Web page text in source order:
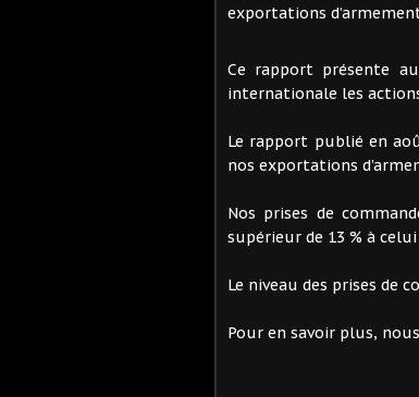
exportations
Ce rapport présente
internationale les
Le rapport publié en
nos exportations
Nos prises de
supérieur de 13 % à celui
Le niveau des prises de
Pour en savoir plus,